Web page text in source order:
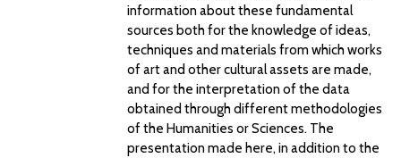
information about these fundamental
sources both for the knowledge of ideas,
techniques and materials from which works
of art and other cultural assets are made,
and for the interpretation of the data
obtained through different methodologies
of the Humanities or Sciences. The
presentation made here, in addition to the